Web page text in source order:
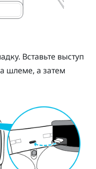
Вставьте выступ
шлеме, а затем